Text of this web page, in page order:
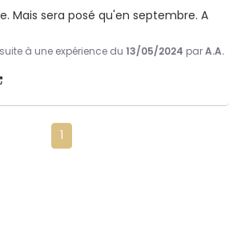
Mais sera posé qu'en septembre. A
à une expérience du 13/05/2024 parA.A.
1